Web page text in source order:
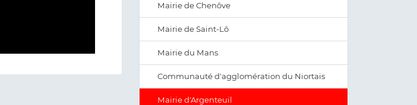
Mairie de Chenôve
Mairie de Saint-Lô
Mairie du Mans
Communauté d'agglomération du Niortais
Mairie d'Argenteuil